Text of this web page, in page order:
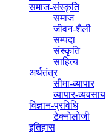
समाज-संस्कृति
समाज
जीवन-शैली
सम्पदा
संस्कृति
साहित्य
अर्थतंत्र
सीमा-व्यापार
व्यापार-व्यवसाय
विज्ञान-प्रविधि
टेक्नोलोजी
इतिहास